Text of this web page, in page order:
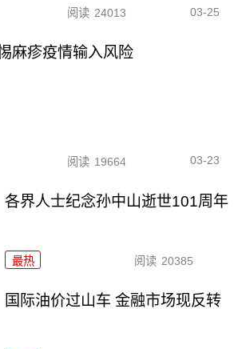
阅读 24013 03-25
麻疹疫情输入风险
阅读 19664 03-23
各界人士纪念孙中山逝世101周年
最热 阅读 20385
国际油价过山车 金融市场现反转